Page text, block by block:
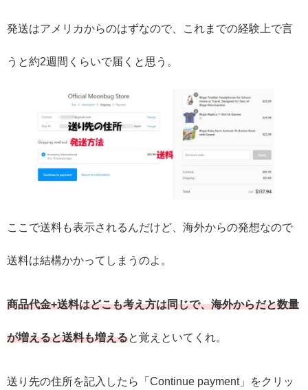
発送はアメリカからのはずなので、これまでの経験上で言
うと約2週間くらいで届くと思う。
ここで送料も表示されるんだけど、海外からの発想なので
送料は結構かかってしまうのよ。
商品代金+送料はどこも考え方は同じで、海外からだと数量
が増えると送料も増えると覚えといてくれ。
送り先の住所を記入したら「Continue payment」をクリッ